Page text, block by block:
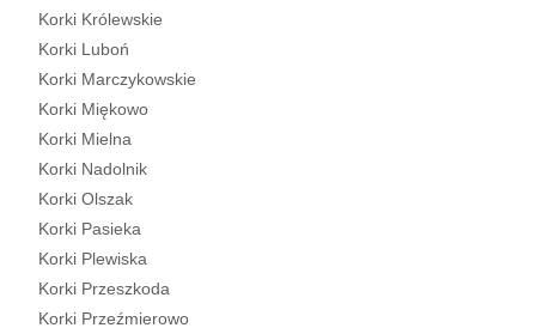
Korki Królewskie
Korki Luboń
Korki Marczykowskie
Korki Miękowo
Korki Mielna
Korki Nadolnik
Korki Olszak
Korki Pasieka
Korki Plewiska
Korki Przeszkoda
Korki Przeźmierowo